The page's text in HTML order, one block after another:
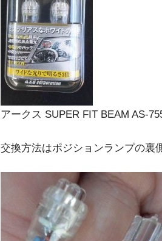
アークス SUPER FIT BEAM AS-
交換方法はポジションランプの裏